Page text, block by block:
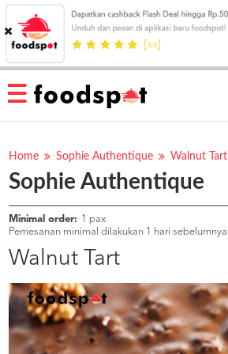
HOME
MENU
RESTAURANT
PESAN
OUR
COMPANY
KATA
MEREKA
KATALOG
LOYALTY
PROGRAM
FAQ
ABOUT
Home Sophie Authentique Walnut Tart
Sophie Authentique
Minimal order: 1 pax
Pemesanan minimal dilakukan 1 hari sebelumnya
Walnut Tart